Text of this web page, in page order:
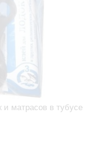
и матрасов в тубусе